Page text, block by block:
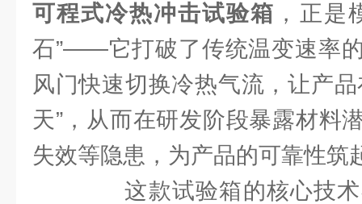
可程式冷热冲击试验箱 ，正是
石”——它打破了传统温变速率
风门快速切换冷热气流，让产
天”，从而在研发阶段暴露材料
失效等隐患，为产品的可靠性筑
这款试验箱的核心技术